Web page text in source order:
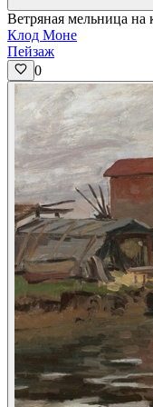
Ветряная мельница на
Клод Моне
Пейзаж
0